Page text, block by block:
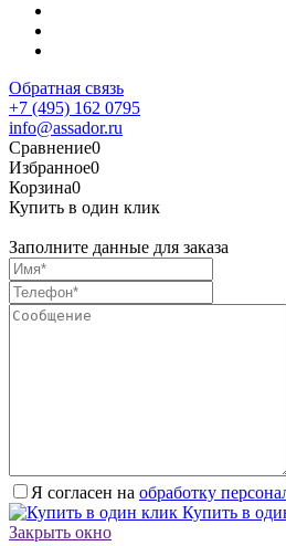
Обратная связь
+7 (495) 162 0795
info@assador.ru
Сравнение0
Избранное0
Корзина0
Купить в один клик
Заполните данные для заказа
Я согласен на обработку
Купить в
Закрыть окно